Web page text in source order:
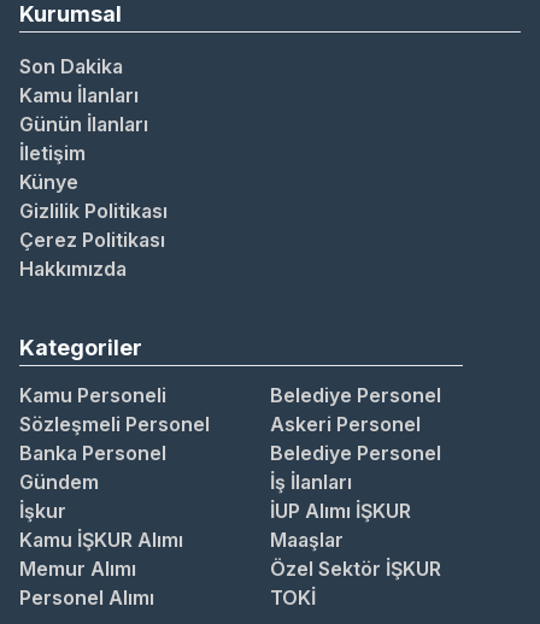
Kurumsal
Son Dakika
Kamu İlanları
Günün İlanları
İletişim
Künye
Gizlilik Politikası
Çerez Politikası
Hakkımızda
Kategoriler
Kamu Personeli
Belediye Personel
Sözleşmeli Personel
Askeri Personel
Banka Personel
Belediye Personel
Gündem
İş İlanları
İşkur
İUP Alımı İŞKUR
Kamu İŞKUR Alımı
Maaşlar
Memur Alımı
Özel Sektör İŞKUR
Personel Alımı
TOKİ